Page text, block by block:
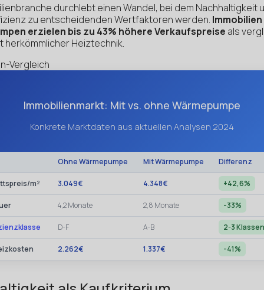
durchlebt einen Wandel, bei dem Nachhaltigkeit
zu entscheidenden Wertfaktoren werden.
erzielen bis zu 43% höhere Verkaufspreise als
herkömmlicher Heiztechnik.
Vergleich
Immobilienmarkt: Mit vs. ohne Wärmepumpe
Konkrete Marktdaten aus aktuellen Analysen 2024
Ohne Wärmepumpe Mit Wärmepumpe Differenz
m² 3.049€ 4.348€ +42,6%
4,2 Monate 2,8 Monate -33%
D-F A-B 2-3
2.262€ 1.337€ -41%